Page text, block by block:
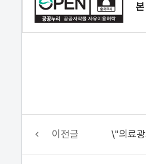
이전글 \"의료